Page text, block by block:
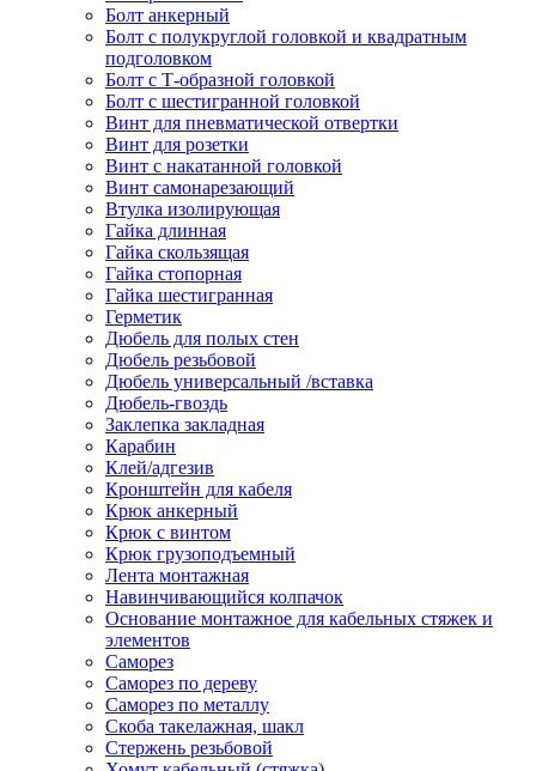
Болт анкерный
Болт с полукруглой головкой и квадратным
подголовком
Болт с Т-образной головкой
Болт с шестигранной головкой
Винт для пневматической отвертки
Винт для розетки
Винт с накатанной головкой
Винт самонарезающий
Втулка изолирующая
Гайка длинная
Гайка скользящая
Гайка стопорная
Гайка шестигранная
Герметик
Дюбель для полых стен
Дюбель резьбовой
Дюбель универсальный /вставка
Дюбель-гвоздь
Заклепка закладная
Карабин
Клей/адгезив
Кронштейн для кабеля
Крюк анкерный
Крюк с винтом
Крюк грузоподъемный
Лента монтажная
Навинчивающийся колпачок
Основание монтажное для кабельных стяжек и
элементов
Саморез
Саморез по дереву
Саморез по металлу
Скоба такелажная, шакл
Стержень резьбовой